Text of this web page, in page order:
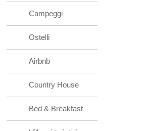
Campeggi
Ostelli
Airbnb
Country House
Bed & Breakfast